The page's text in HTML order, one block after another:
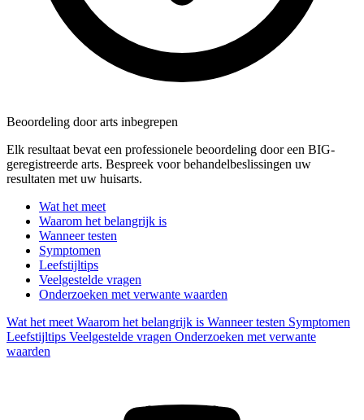
Beoordeling door arts inbegrepen
Elk resultaat bevat een professionele beoordeling door een BIG-
geregistreerde arts. Bespreek voor behandelbeslissingen uw
resultaten met uw huisarts.
Wat het meet
Waarom het belangrijk is
Wanneer testen
Symptomen
Leefstijltips
Veelgestelde vragen
Onderzoeken met verwante waarden
Wat het meet Waarom het belangrijk is Wanneer testen Symptomen
Leefstijltips Veelgestelde vragen Onderzoeken met verwante
waarden